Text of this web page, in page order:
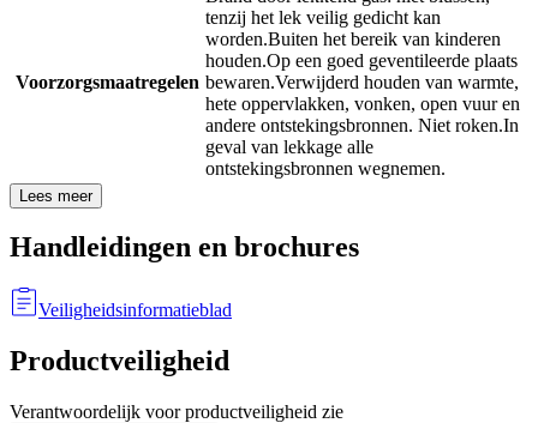
Voorzorgsmaatregelen
tenzij het lek veilig gedicht kan
worden.Buiten het bereik van kinderen
houden.Op een goed geventileerde plaats
bewaren.Verwijderd houden van warmte,
hete oppervlakken, vonken, open vuur en
andere ontstekingsbronnen. Niet roken.In
geval van lekkage alle
ontstekingsbronnen wegnemen.
Lees meer
Handleidingen en brochures
Veiligheidsinformatieblad
Productveiligheid
Verantwoordelijk voor productveiligheid zie